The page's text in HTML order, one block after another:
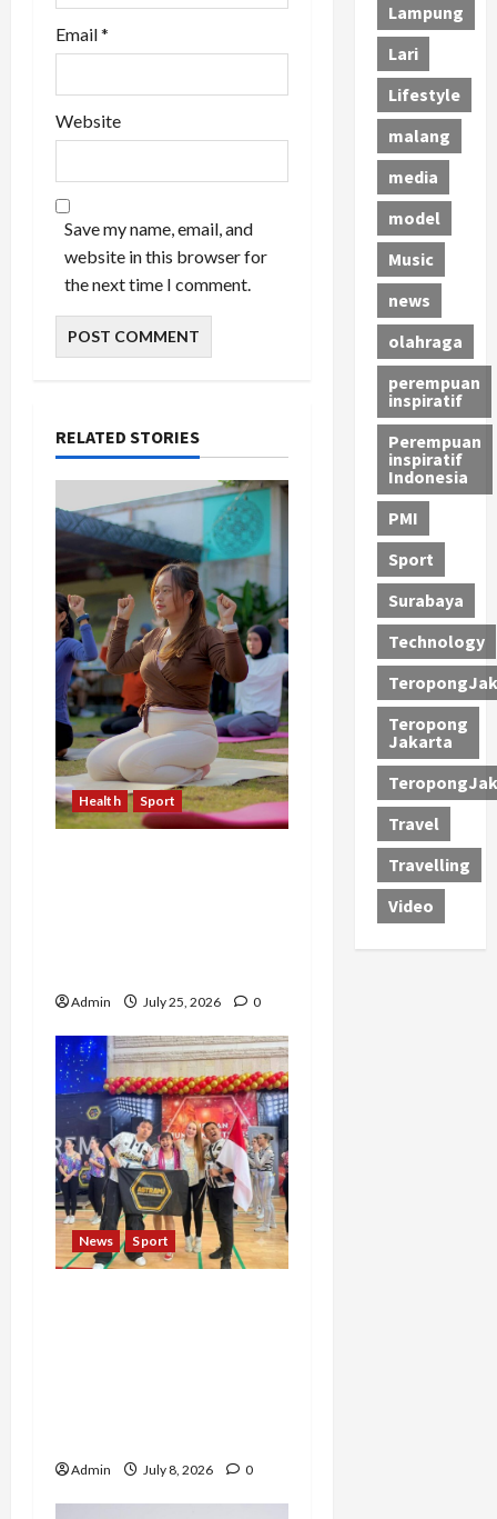
Email*
Website
Save my name, email, and
website in this browser for
the next time I comment.
RELATED STORIES
Health Sport
Admin July 25, 2026 0
News Sport
Admin July 8, 2026 0
Lampung
Lari
Lifestyle
malang
media
model
Music
news
olahraga
perempuan
inspiratif
Perempuan
inspiratif
Indonesia
PMI
Sport
Surabaya
Technology
Teropong
Jakarta
Travel
Travelling
Video